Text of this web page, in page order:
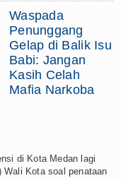
Waspada
Penunggang
Gelap di Balik Isu
Babi: Jangan
Kasih Celah
Mafia Narkoba
di Kota Medan lagi
Wali Kota soal penataan